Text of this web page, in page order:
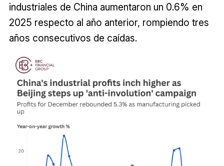
industriales de China aumentaron un 0.6% en
2025 respecto al año anterior, rompiendo tres
años consecutivos de caídas.